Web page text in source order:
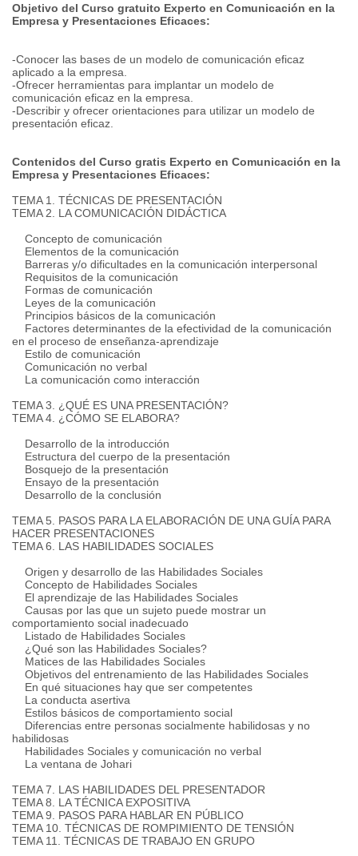
Objetivo del Curso gratuito Experto en Comunicación en la
Empresa y Presentaciones Eficaces:
-Conocer las bases de un modelo de comunicación eficaz
aplicado a la empresa.
-Ofrecer herramientas para implantar un modelo de
comunicación eficaz en la empresa.
-Describir y ofrecer orientaciones para utilizar un modelo de
presentación eficaz.
Contenidos del Curso gratis Experto en Comunicación en la
Empresa y Presentaciones Eficaces:
TEMA 1. TÉCNICAS DE PRESENTACIÓN
TEMA 2. LA COMUNICACIÓN DIDÁCTICA
Concepto de comunicación
Elementos de la comunicación
Barreras y/o dificultades en la comunicación interpersonal
Requisitos de la comunicación
Formas de comunicación
Leyes de la comunicación
Principios básicos de la comunicación
Factores determinantes de la efectividad de la comunicación
en el proceso de enseñanza-aprendizaje
Estilo de comunicación
Comunicación no verbal
La comunicación como interacción
TEMA 3. ¿QUÉ ES UNA PRESENTACIÓN?
TEMA 4. ¿CÓMO SE ELABORA?
Desarrollo de la introducción
Estructura del cuerpo de la presentación
Bosquejo de la presentación
Ensayo de la presentación
Desarrollo de la conclusión
TEMA 5. PASOS PARA LA ELABORACIÓN DE UNA GUÍA PARA
HACER PRESENTACIONES
TEMA 6. LAS HABILIDADES SOCIALES
Origen y desarrollo de las Habilidades Sociales
Concepto de Habilidades Sociales
El aprendizaje de las Habilidades Sociales
Causas por las que un sujeto puede mostrar un
comportamiento social inadecuado
Listado de Habilidades Sociales
¿Qué son las Habilidades Sociales?
Matices de las Habilidades Sociales
Objetivos del entrenamiento de las Habilidades Sociales
En qué situaciones hay que ser competentes
La conducta asertiva
Estilos básicos de comportamiento social
Diferencias entre personas socialmente habilidosas y no
habilidosas
Habilidades Sociales y comunicación no verbal
La ventana de Johari
TEMA 7. LAS HABILIDADES DEL PRESENTADOR
TEMA 8. LA TÉCNICA EXPOSITIVA
TEMA 9. PASOS PARA HABLAR EN PÚBLICO
TEMA 10. TÉCNICAS DE ROMPIMIENTO DE TENSIÓN
TEMA 11. TÉCNICAS DE TRABAJO EN GRUPO